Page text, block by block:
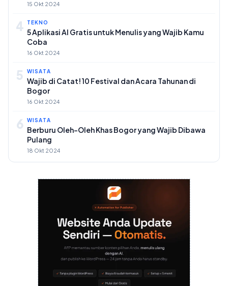
15 Okt 2024
4 TEKNO
5 Aplikasi AI Gratis untuk Menulis yang Wajib Kamu
Coba
16 Okt 2024
5 WISATA
Wajib di Catat! 10 Festival dan Acara Tahunan di
Bogor
16 Okt 2024
6 WISATA
Berburu Oleh-Oleh Khas Bogor yang Wajib Dibawa
Pulang
18 Okt 2024